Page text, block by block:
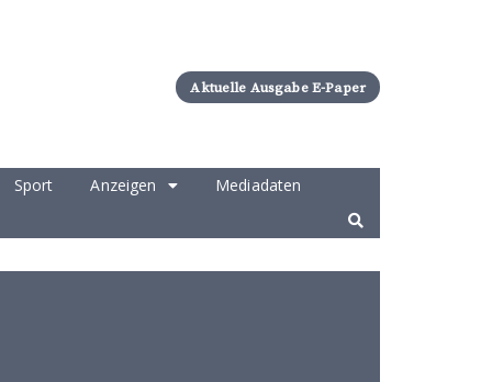
Aktuelle Ausgabe E-Paper
Sport Anzeigen
Mediadaten